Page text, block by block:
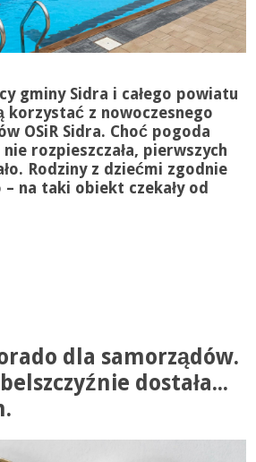
gminy Sidra i całego powiatu
korzystać z nowoczesnego
OSiR Sidra. Choć pogoda
rozpieszczała, pierwszych
Rodziny z dziećmi zgodnie
na taki obiekt czekały od
dla samorządów.
dostała...